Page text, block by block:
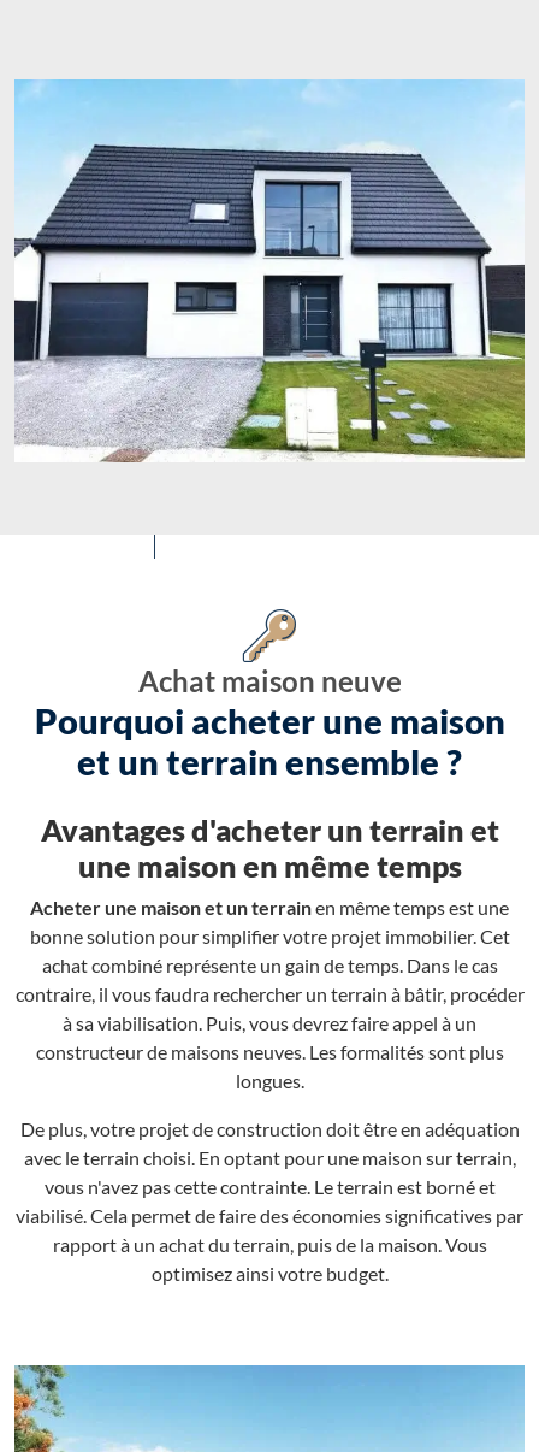
Achat maison neuve
Pourquoi acheter une maison
et un terrain ensemble ?
Avantages d'acheter un terrain et
une maison en même temps
Acheter une maison et un terrainen même temps est une
bonne solution pour simplifier votre projet immobilier. Cet
achat combiné représente un gain de temps. Dans le cas
contraire, il vous faudra rechercher un terrain à bâtir, procéder
à sa viabilisation. Puis, vous devrez faire appel à un
constructeur de maisons neuves. Les formalités sont plus
longues.
De plus, votre projet de construction doit être en adéquation
avec le terrain choisi. En optant pour une maison sur terrain,
vous n'avez pas cette contrainte. Le terrain est borné et
viabilisé. Cela permet de faire des économies significatives par
rapport à un achat du terrain, puis de la maison. Vous
optimisez ainsi votre budget.